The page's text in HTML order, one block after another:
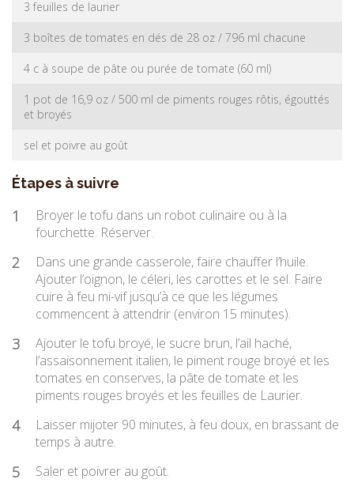
3 feuilles de laurier
3 boîtes de tomates en dés de 28 oz / 796 ml chacune
4 c à soupe de pâte ou purée de tomate (60 ml)
1 pot de 16,9 oz / 500 ml de piments rouges rôtis, égouttés
et broyés
sel et poivre au goût
Étapes à suivre
1
Broyer le tofu dans un robot culinaire ou à la
fourchette. Réserver.
2
Dans une grande casserole, faire chauffer l’huile.
Ajouter l’oignon, le céleri, les carottes et le sel. Faire
cuire à feu mi-vif jusqu’à ce que les légumes
commencent à attendrir (environ 15 minutes).
3
Ajouter le tofu broyé, le sucre brun, l’ail haché,
l’assaisonnement italien, le piment rouge broyé et les
tomates en conserves, la pâte de tomate et les
piments rouges broyés et les feuilles de Laurier.
4
Laisser mijoter 90 minutes, à feu doux, en brassant de
temps à autre.
5 Saler et poivrer au goût.